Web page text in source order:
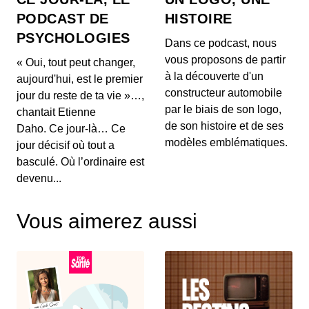
Comment OpenAI devient un assistant
à la recherche en Maths
00:03:04 - IL Y A 1 MOIS
Aujourd'hui, on ne va pas parler de génération de
texte ou de simples résumés de réunions, mais d...
Intelligence artificielle : la presse
française réclame 80 millions d’euros à
Brave
00:03:14 - IL Y A 1 MOIS
Aujourd'hui, nous décortiquons ce qui s'annonce
europ...
trois leçons majeures à retenir de cet
00:03:11 - IL Y A 1 MOIS
Comment l'intelligence artificielle
devient un confident pour les jeunes
00:03:16 - IL Y A 1 MOIS
PODCAST DE
PSYCHOLOGIES
« Oui, tout peut changer,
aujourd'hui, est le premier
jour du reste de ta vie »…,
chantait Etienne
Daho. Ce jour-là… Ce
jour décisif où tout a
basculé. Où l’ordinaire est
devenu...
HISTOIRE
Dans ce podcast, nous
vous proposons de partir
à la découverte d'un
constructeur automobile
par le biais de son logo,
de son histoire et de ses
modèles emblématiques.
Vous aimerez aussi